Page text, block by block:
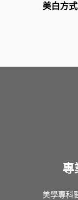
美白方
專
美學專科